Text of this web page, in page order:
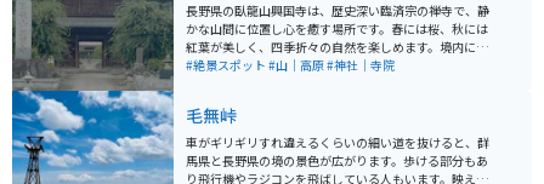
長野県の臥龍山興国寺は、歴史深い臨済宗の禅寺で、静
かな山間に位置し心を癒す場所です。春には桜、秋には
紅葉が美しく、四季折々の自然を楽しめます。境内には
国重要文化財の本堂や鐘楼があり、歴史好きや写真愛好
す。駐車場も完備されているため安心です。近隣には温
泉地もあり、ツーリング後の疲れを癒すのに最適。歴史
と自然、快適なアクセスを兼ね備えた穴場スポットとし
ておすすめします。
#絶景スポット #山｜高原#神社｜寺院
毛無峠
車がギリギリすれ違えるくらいの細い道を抜けると、群
馬県と長野県の境の景色が広がります。歩ける部分もあ
り飛行機やラジコンを飛ばしている人もいます。映える